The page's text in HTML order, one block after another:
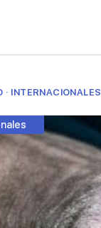
· INTERNACIONALES